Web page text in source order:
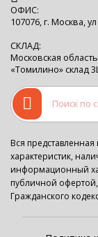
ОФИС:
107076, г. Москва,
СКЛАД:
Московская
«Томилино» склад
Вся
характеристик,
информационный
публичной
Гражданского